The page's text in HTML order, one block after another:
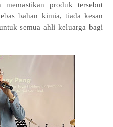
produk tersebut
bahan kimia, tiada kesan
semua ahli keluarga bagi